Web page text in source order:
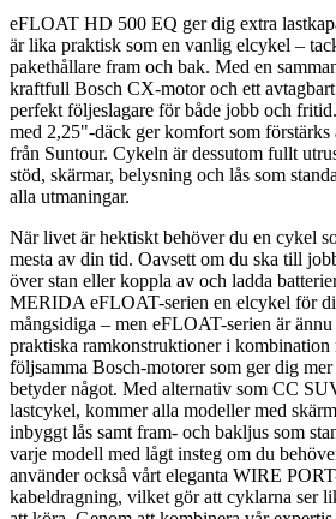
eFLOAT HD 500 EQ ger dig extra
är lika praktisk som en vanlig elcykel –
pakethållare fram och bak. Med en
kraftfull Bosch CX-motor och ett
perfekt följeslagare för både jobb och
med 2,25"-däck ger komfort som
från Suntour. Cykeln är dessutom fullt
stöd, skärmar, belysning och lås som
alla utmaningar.
När livet är hektiskt behöver du en cykel
mesta av din tid. Oavsett om du ska till
över stan eller koppla av och ladda
MERIDA eFLOAT-serien en elcykel för
mångsidiga – men eFLOAT-serien är
praktiska ramkonstruktioner i
följsamma Bosch-motorer som ger dig
betyder något. Med alternativ som CC
lastcykel, kommer alla modeller med
inbyggt lås samt fram- och bakljus som
varje modell med lågt insteg om du
använder också vårt eleganta WIRE
kabeldragning, vilket gör att cyklarna ser